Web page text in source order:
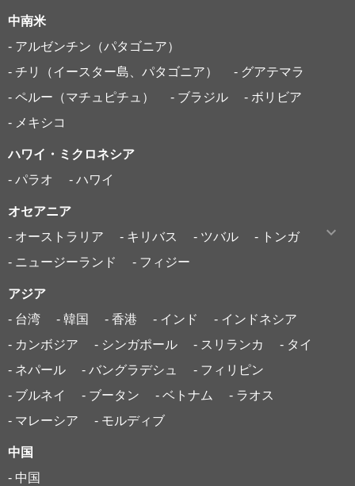
中南米
- アルゼンチン（パタゴニア）
- チリ（イースター島、パタゴニア）
- グアテマラ
- ペルー（マチュピチュ）
- ブラジル
- ボリビア
- メキシコ
ハワイ・ミクロネシア
- パラオ
- ハワイ
オセアニア
- オーストラリア
- キリバス - ツバル
- トンガ
- ニュージーランド
- フィジー
アジア
- 台湾
- 韓国 - 香港 - インド
- インドネシア
- カンボジア
- シンガポール - スリランカ
- タイ
- ネパール
- バングラデシュ
- フィリピン
- ブルネイ
- ブータン - ベトナム
- ラオス
- マレーシア
- モルディブ
中国
- 中国